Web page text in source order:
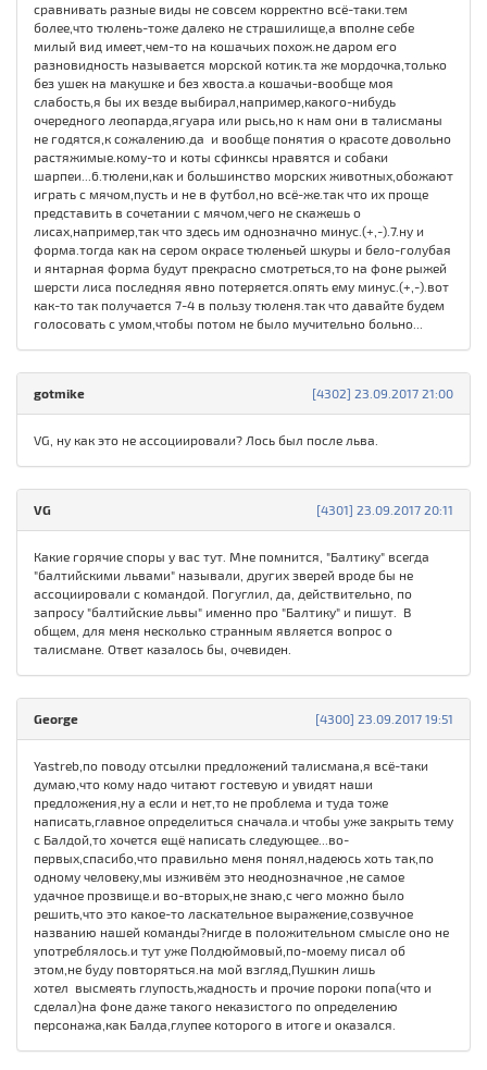
сравнивать разные виды не совсем корректно всё-таки.тем
более,что тюлень-тоже далеко не страшилище,а вполне себе
милый вид имеет,чем-то на кошачьих похож.не даром его
разновидность называется морской котик.та же мордочка,только
без ушек на макушке и без хвоста.а кошачьи-вообще моя
слабость,я бы их везде выбирал,например,какого-нибудь
очередного леопарда,ягуара или рысь,но к нам они в талисманы
не годятся,к сожалению.да и вообще понятия о красоте довольно
растяжимые.кому-то и коты сфинксы нравятся и собаки
шарпеи...6.тюлени,как и большинство морских животных,обожают
играть с мячом,пусть и не в футбол,но всё-же.так что их проще
представить в сочетании с мячом,чего не скажешь о
лисах,например,так что здесь им однозначно минус.(+,-).7.ну и
форма.тогда как на сером окрасе тюленьей шкуры и бело-голубая
и янтарная форма будут прекрасно смотреться,то на фоне рыжей
шерсти лиса последняя явно потеряется.опять ему минус.(+,-).вот
как-то так получается 7-4 в пользу тюленя.так что давайте будем
голосовать с умом,чтобы потом не было мучительно больно...
[4302] 23.09.2017 21:00
gotmike
VG, ну как это не ассоциировали? Лось был после льва.
[4301] 23.09.2017 20:11
VG
Какие горячие споры у вас тут. Мне помнится, "Балтику" всегда
"балтийскими львами" называли, других зверей вроде бы не
ассоциировали с командой. Погуглил, да, действительно, по
запросу "балтийские львы" именно про "Балтику" и пишут. В
общем, для меня несколько странным является вопрос о
талисмане. Ответ казалось бы, очевиден.
[4300] 23.09.2017 19:51
George
Yastreb,по поводу отсылки предложений талисмана,я всё-таки
думаю,что кому надо читают гостевую и увидят наши
предложения,ну а если и нет,то не проблема и туда тоже
написать,главное определиться сначала.и чтобы уже закрыть тему
с Балдой,то хочется ещё написать следующее...во-
первых,спасибо,что правильно меня понял,надеюсь хоть так,по
одному человеку,мы изживём это неоднозначное ,не самое
удачное прозвище.и во-вторых,не знаю,с чего можно было
решить,что это какое-то ласкательное выражение,созвучное
названию нашей команды?нигде в положительном смысле оно не
употреблялось.и тут уже Полдюймовый,по-моему писал об
этом,не буду повторяться.на мой взгляд,Пушкин лишь
хотел высмеять глупость,жадность и прочие пороки попа(что и
сделал)на фоне даже такого неказистого по определению
персонажа,как Балда,глупее которого в итоге и оказался.